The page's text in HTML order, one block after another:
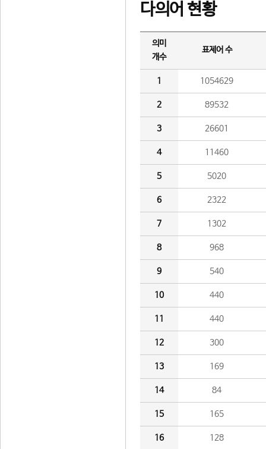
다의어 현황
의미
개수
표제어 수
1 1054629
2 89532
3 26601
4 11460
5 5020
6 2322
7 1302
8 968
9 540
10 440
11 440
12 300
13 169
14 84
15 165
16 128